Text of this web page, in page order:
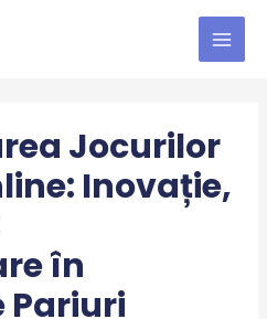
Jocurilor
Inovație,
în
Pariuri